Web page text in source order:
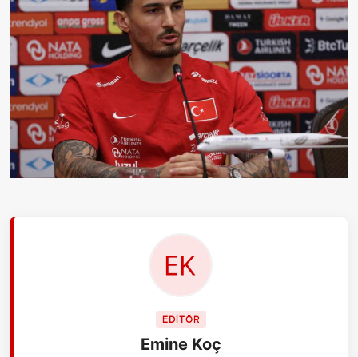
EDİTÖR
Emine Koç